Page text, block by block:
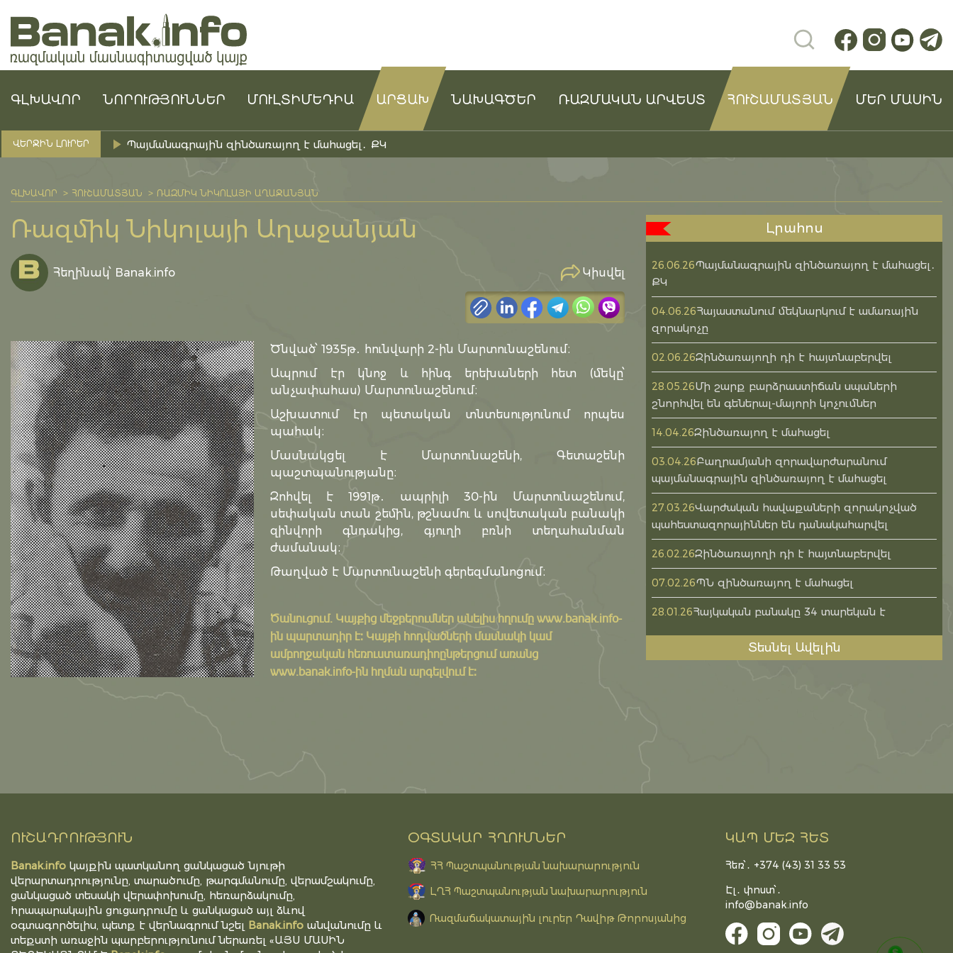
ԳԼԽԱՎՈՐ ՆՈՐՈՒԹՅՈՒՆՆԵՐ ՄՈՒԼՏԻՄԵԴԻԱ ԱՐՑԱԽ ՆԱԽԱԳԾԵՐ ՌԱԶՄԱԿԱՆ ԱՐՎԵՍՏ ՀՈՒՇԱՄԱՏՅԱՆ ՄԵՐ ՄԱՍԻՆ
ՎԵՐՋԻՆ ԼՈՒՐԵՐ Պայմանագրային զինծառայող է մահացել․ ՔԿ
ԳԼԽԱՎՈՐ ՀՈՒՇԱՄԱՏՅԱՆ ՌԱԶՄԻԿ ՆԻԿՈԼԱՅԻ ԱՂԱՋԱՆՅԱՆ
Ռազմիկ Նիկոլայի Աղաջանյան
Հեղինակ՝ Banak.info Կիսվել
Ծնված՝ 1935թ․ հունվարի 2-ին Մարտունաշենում։
Ապրում էր կնոջ և հինգ երեխաների հետ (մեկը՝
անչափահաս) Մարտունաշենում։
Աշխատում էր պետական տնտեսությունում որպես
պահակ։
Մասնակցել է Մարտունաշենի, Գետաշենի
պաշտպանությանը։
Զոհվել է 1991թ․ ապրիլի 30-ին Մարտունաշենում,
սեփական տան շեմին, թշնամու և սովետական բանակի
զինվորի գնդակից, գյուղի բռնի տեղահանման
ժամանակ։
Թաղված է Մարտունաշենի գերեզմանոցում։
Ծանուցում․ Կայքից մեջբերումներ անելիս հղումըwww.banak.info-
ին պարտադիր է: Կայքի հոդվածների մասնակի կամ
ամբողջական հեռուստառադիոընթերցում առանց
www.banak.info-ին հղման արգելվում է:
Լրահոս
26.06.26Պայմանագրային զինծառայող է մահացել․
ՔԿ
04.06.26Հայաստանում մեկնարկում է ամառային
զորակոչը
02.06.26Զինծառայողի դի է հայտնաբերվել
28.05.26Մի շարք բարձրաստիճան սպաների
շնորհվել են գեներալ-մայորի կոչումներ
14.04.26Զինծառայող է մահացել
03.04.26Բաղրամյանի զորավարժարանում
պայմանագրային զինծառայող է մահացել
27.03.26Վարժական հավաքաների զորակոչված
պահեստազորայիններ են դանակահարվել
26.02.26Զինծառայողի դի է հայտնաբերվել
07.02.26ՊՆ զինծառայող է մահացել
28.01.26Հայկական բանակը 34 տարեկան է
Տեսնել Ավելին
ՈՒՇԱԴՐՈՒԹՅՈՒՆ
Banak.info կայքին պատկանող ցանկացած նյութի
վերարտադրությունը, տարածումը, թարգմանումը, վերամշակումը,
ցանկացած տեսակի վերափոխումը, հեռարձակումը,
հրապարակային ցուցադրումը և ցանկացած այլ ձևով
օգտագործելիս, պետք է վերնագրում նշել Banak.info անվանումը և
տեքստի առաջին պարբերությունում ներառել «ԱՅՍ ՄԱՍԻՆ
ՕԳՏԱԿԱՐ ՀՂՈՒՄՆԵՐ
ՀՀ Պաշտպանության նախարարություն
ԼՂՀ Պաշտպանության նախարարություն
Ռազմաճակատային լուրեր Դավիթ Թորոսյանից
ԿԱՊ ՄԵԶ ՀԵՏ
Հեռ՝․ +374 (43) 31 33 53
Էլ․ փոստ՝․
info@banak.info